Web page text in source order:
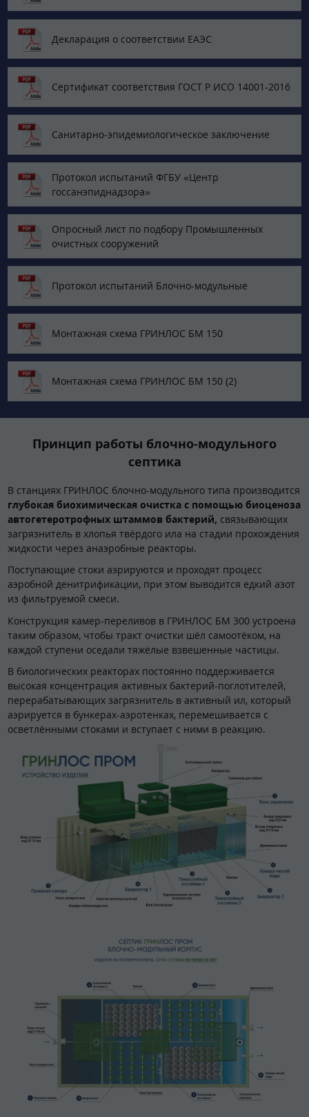
Декларация о соответствии ЕАЭС
Сертификат соответствия ГОСТ Р ИСО 14001-2016
Санитарно-эпидемиологическое заключение
Протокол испытаний ФГБУ «Центр
госсанэпиднадзора»
Опросный лист по подбору Промышленных
очистных сооружений
Протокол испытаний Блочно-модульные
Монтажная схема ГРИНЛОС БМ 150
Монтажная схема ГРИНЛОС БМ 150 (2)
Принцип работы блочно-модульного
септика
В станциях ГРИНЛОС блочно-модульного типа производится
глубокая биохимическая очистка с помощью биоценоза
автогетеротрофных штаммов бактерий, связывающих
загрязнитель в хлопья твёрдого ила на стадии прохождения
жидкости через анаэробные реакторы.
Поступающие стоки аэрируются и проходят процесс
аэробной денитрификации, при этом выводится едкий азот
из фильтруемой смеси.
Конструкция камер-переливов в ГРИНЛОС БМ 300 устроена
таким образом, чтобы тракт очистки шёл самоотёком, на
каждой ступени оседали тяжёлые взвешенные частицы.
В биологических реакторах постоянно поддерживается
высокая концентрация активных бактерий-поглотителей,
перерабатывающих загрязнитель в активный ил, который
аэрируется в бункерах-аэротенках, перемешивается с
осветлёнными стоками и вступает с ними в реакцию.